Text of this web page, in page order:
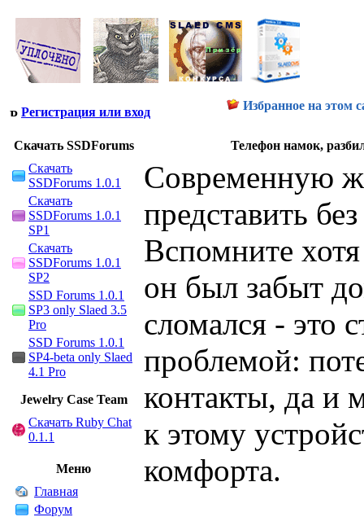
Регистрация или вход Избранное на этом
Скачать SSDForums
Скачать
SSDForums 1.0.1
Скачать
SSDForums 1.0.1
SP1
Скачать
SSDForums 1.0.1
SP2
SSD Forums 1.0.1
SP3 only Slaed 3.5
Pro
SSD Forums 1.0.1
SP4-beta only Slaed
4.1 Pro
Jewelry Сase Team
Скачать Ruby Chat
0.1.1
Меню
Главная
Форум
Телефон намок,
Современную
представить
Вспомните
он был забыт
сломался - это
проблемой:
контакты, да и
к этому
комфорта.